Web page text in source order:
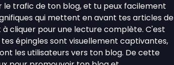
trafic de ton blog, et tu peux facilement
qui mettent en avant tes articles de
cliquer pour une lecture complète. C'est
épingles sont visuellement captivantes,
les utilisateurs vers ton blog. De cette